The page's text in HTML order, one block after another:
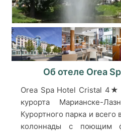
Об отеле Orea
Orea Spa Hotel Cristal 4★
курорта Марианске-
Курортного парка и всего
колоннады с поющим